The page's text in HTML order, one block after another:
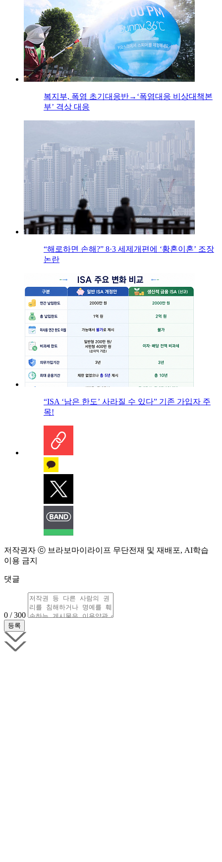
복지부, 폭염 초기대응반→‘폭염대응 비상대책본
부’ 격상 대응
“해로하면 손해?” 8·3 세제개편에 ‘황혼이혼’ 조장
논란
“ISA ‘남은 한도’ 사라질 수 있다” 기존 가입자 주
목!
저작권자 ⓒ 브라보마이라이프 무단전재 및 재배포, AI학습
이용 금지
댓글
0 / 300